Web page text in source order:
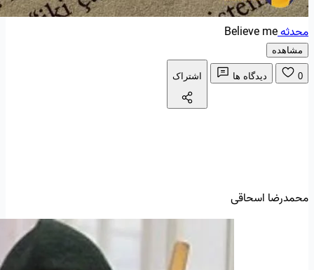
محدثهBelieve me
مشاهده
0 دیدگاه ها اشتراک
محمدرضا اسحاقی